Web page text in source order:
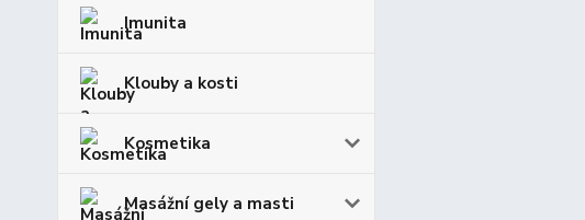
Imunita
Klouby a kosti
Kosmetika
Masážní gely a masti